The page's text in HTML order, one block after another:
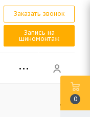
Заказать звонок
Запись на
шиномонтаж
0